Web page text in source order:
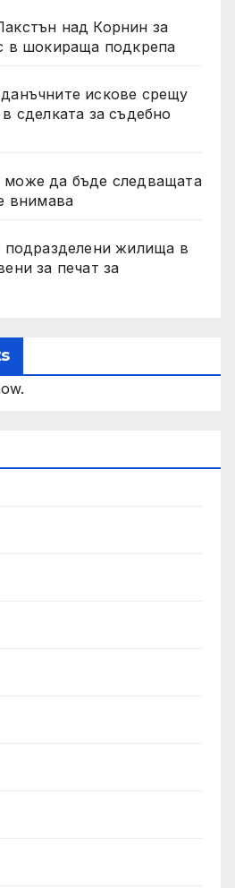
над Корнин за
в шокираща подкрепа
искове срещу
сделката за съдебно
да бъде следващата
внимава
подразделени жилища в
за печат за